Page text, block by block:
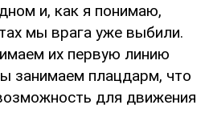
и, как я понимаю,
мы врага уже выбили.
их первую линию
занимаем плацдарм, что
для движения